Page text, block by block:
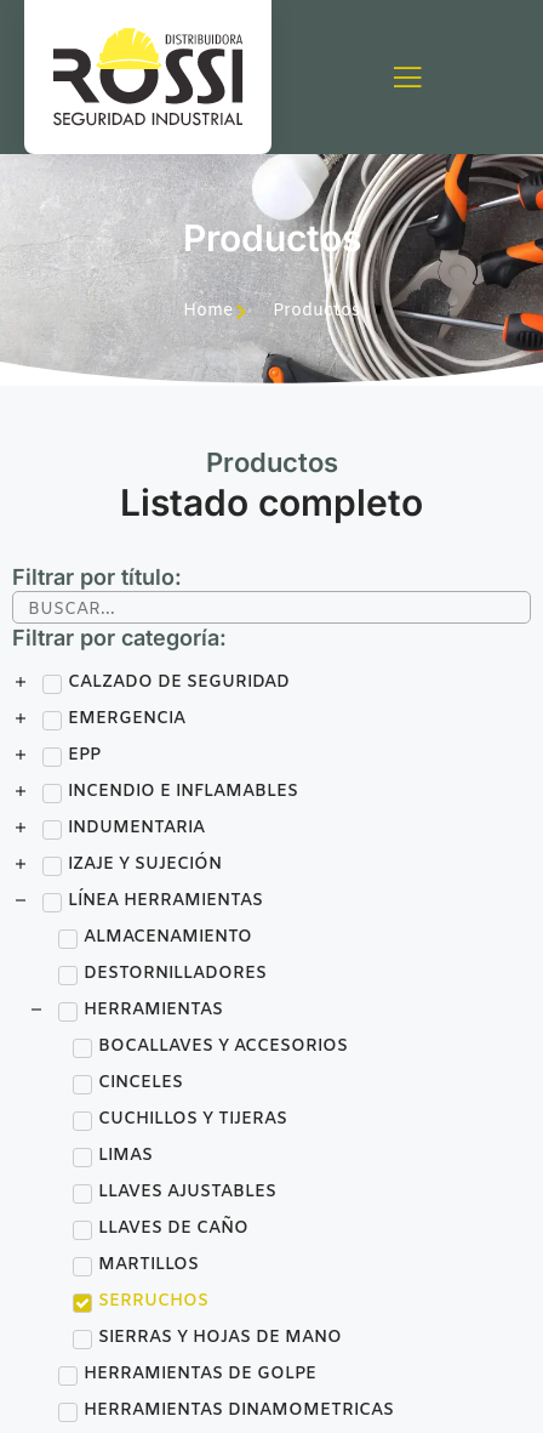
Productos
Home Productos
Productos
Listado completo
Filtrar por título:
Filtrar por categoría:
CALZADO DE SEGURIDAD
EMERGENCIA
EPP
INCENDIO E INFLAMABLES
INDUMENTARIA
IZAJE Y SUJECIÓN
LÍNEA HERRAMIENTAS
ALMACENAMIENTO
DESTORNILLADORES
HERRAMIENTAS
BOCALLAVES Y ACCESORIOS
CINCELES
CUCHILLOS Y TIJERAS
LIMAS
LLAVES AJUSTABLES
LLAVES DE CAÑO
MARTILLOS
SERRUCHOS
SIERRAS Y HOJAS DE MANO
HERRAMIENTAS DE GOLPE
HERRAMIENTAS DINAMOMETRICAS